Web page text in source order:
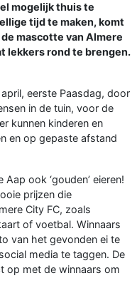
mogelijk thuis te
tijd te maken, komt
mascotte van Almere
lekkers rond te brengen.
eerste Paasdag, door
in de tuin, voor de
kunnen kinderen en
en op gepaste afstand
ook ‘gouden’ eieren!
prijzen die
City FC, zoals
of voetbal. Winnaars
van het gevonden ei te
media te taggen. De
op met de winnaars om